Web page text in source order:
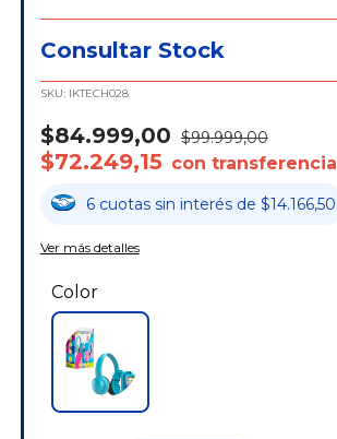
Consultar Stock
SKU: IKTECH028
$84.999,00 $99.999,00
$72.249,15 con transferencia
6 cuotas sin interés de $14.166,50
Ver más detalles
Color